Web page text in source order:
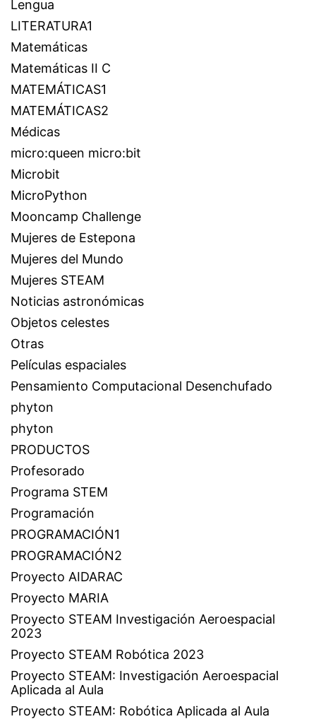
Lengua
LITERATURA1
Matemáticas
Matemáticas II C
MATEMÁTICAS1
MATEMÁTICAS2
Médicas
micro:queen micro:bit
Microbit
MicroPython
Mooncamp Challenge
Mujeres de Estepona
Mujeres del Mundo
Mujeres STEAM
Noticias astronómicas
Objetos celestes
Otras
Películas espaciales
Pensamiento Computacional Desenchufado
phyton
phyton
PRODUCTOS
Profesorado
Programa STEM
Programación
PROGRAMACIÓN1
PROGRAMACIÓN2
Proyecto AIDARAC
Proyecto MARIA
Proyecto STEAM Investigación Aeroespacial
2023
Proyecto STEAM Robótica 2023
Proyecto STEAM: Investigación Aeroespacial
Aplicada al Aula
Proyecto STEAM: Robótica Aplicada al Aula